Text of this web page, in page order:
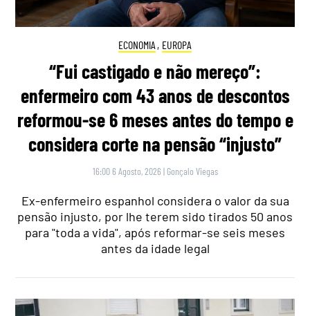
ECONOMIA , EUROPA
“Fui castigado e não mereço”:
enfermeiro com 43 anos de descontos
reformou-se 6 meses antes do tempo e
considera corte na pensão “injusto”
16:00 6 Agosto, 2026 | Gonçalo Viegas
Ex-enfermeiro espanhol considera o valor da sua
pensão injusto, por lhe terem sido tirados 50 anos
para "toda a vida", após reformar-se seis meses
antes da idade legal